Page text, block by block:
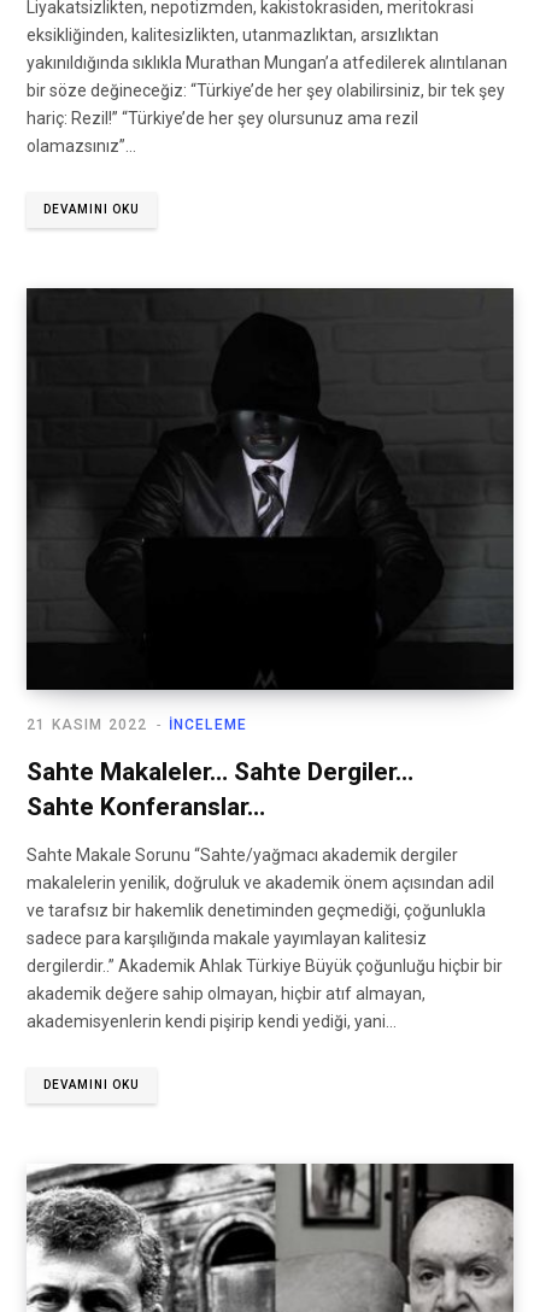
Liyakatsizlikten, nepotizmden, kakistokrasiden, meritokrasi
eksikliğinden, kalitesizlikten, utanmazlıktan, arsızlıktan
yakınıldığında sıklıkla Murathan Mungan’a atfedilerek alıntılanan
bir söze değineceğiz: “Türkiye’de her şey olabilirsiniz, bir tek şey
hariç: Rezil!” “Türkiye’de her şey olursunuz ama rezil
olamazsınız”…
DEVAMINI OKU
İNCELEME
21 KASIM 2022
Sahte Makaleler… Sahte Dergiler…
Sahte Konferanslar…
Sahte Makale Sorunu “Sahte/yağmacı akademik dergiler
makalelerin yenilik, doğruluk ve akademik önem açısından adil
ve tarafsız bir hakemlik denetiminden geçmediği, çoğunlukla
sadece para karşılığında makale yayımlayan kalitesiz
dergilerdir..” Akademik Ahlak Türkiye Büyük çoğunluğu hiçbir bir
akademik değere sahip olmayan, hiçbir atıf almayan,
akademisyenlerin kendi pişirip kendi yediği, yani…
DEVAMINI OKU